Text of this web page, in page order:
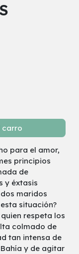
carro
para el amor,
principios
de
y éxtasis
maridos
situación?
respeta los
colmado de
tan intensa de
y de agitar